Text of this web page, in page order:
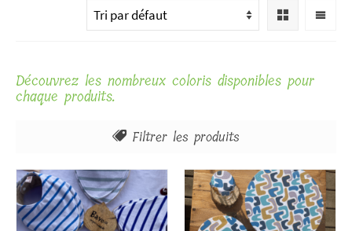
Découvrez les nombreux coloris disponibles pour
chaque produits.
Filtrer les produits
Tout
Les housses pour billig